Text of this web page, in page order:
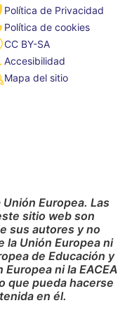
Política de Privacidad
Política de cookies
CC BY-SA
Accesibilidad
Mapa del sitio
Europea. Las
sitio web son
sus autores y no
la Unión Europea ni
de Educación y
ni la EACEA
que pueda hacerse
en él.